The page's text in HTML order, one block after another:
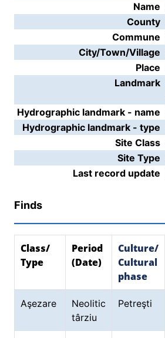
Name
County
Commune
City/Town/Village
Place
Landmark
Hydrographic landmark - name
Hydrographic landmark - type
Site Class
Site Type
Last record update
Finds
Class/
Type
Period
(Date)
Culture/
Cultural
phase
Aşezare
Neolitic
târziu
Petreşti